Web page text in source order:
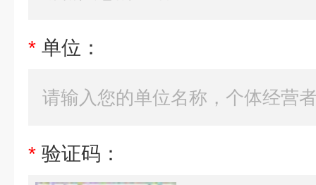
* 单位：
* 验证码：